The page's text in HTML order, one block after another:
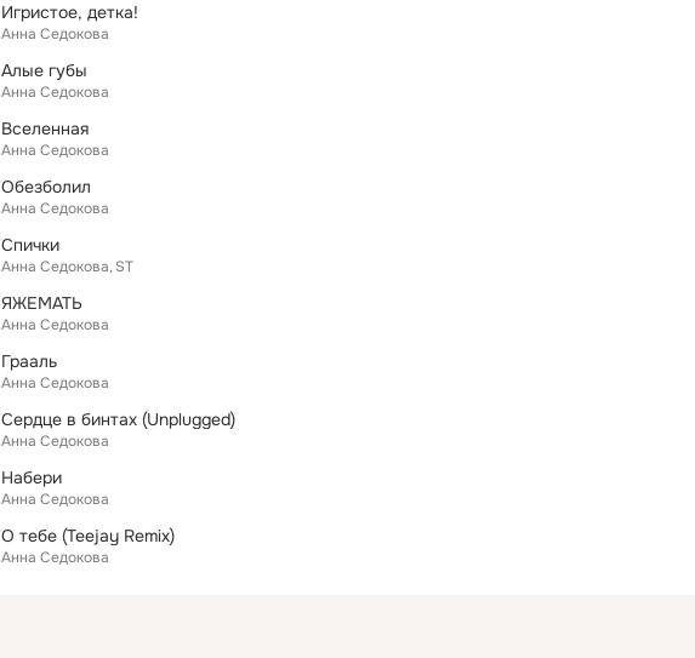
Игристое, детка!
Анна Седокова
Алые губы
Анна Седокова
Вселенная
Анна Седокова
Обезболил
Анна Седокова
Спички
Анна Седокова ST
ЯЖЕМАТЬ
Анна Седокова
Грааль
Анна Седокова
Сердце в бинтах (Unplugged)
Анна Седокова
Набери
Анна Седокова
О тебе (Teejay Remix)
Анна Седокова